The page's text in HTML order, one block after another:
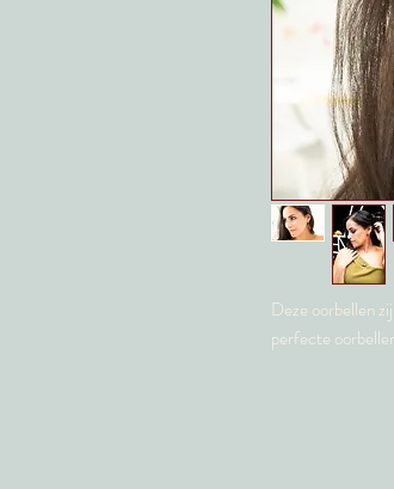
Deze oorbellen
perfecte